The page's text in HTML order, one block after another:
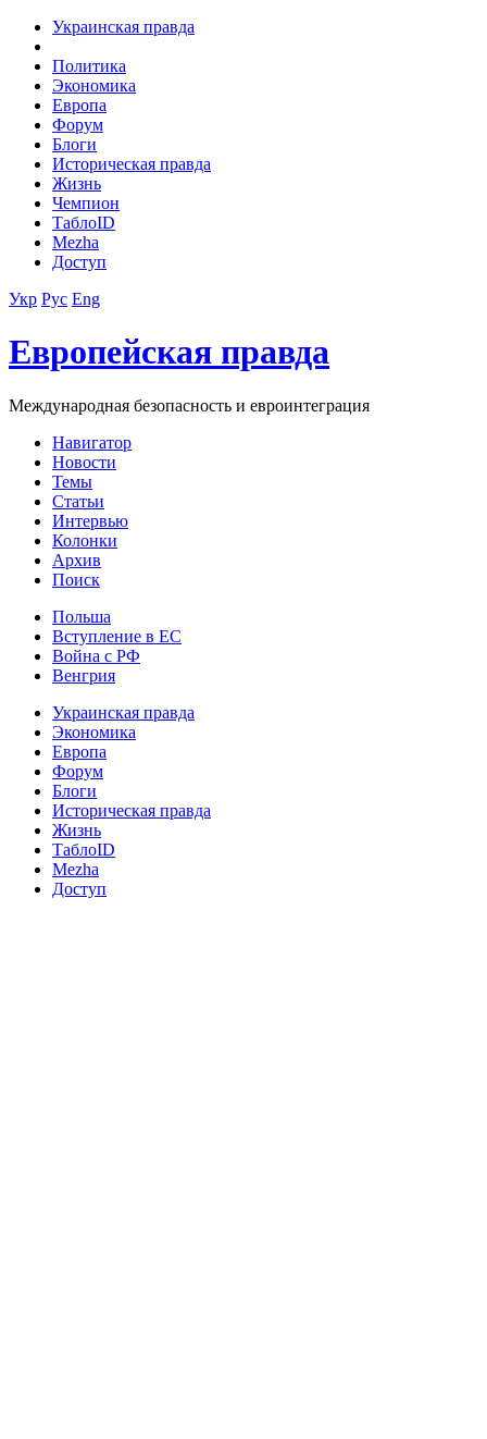
Украинская правда
Политика
Экономика
Европа
Форум
Блоги
Историческая правда
Жизнь
Чемпион
ТаблоID
Mezha
Доступ
Укр Рус Eng
Европейская правда
Международная безопасность и евроинтеграция
Навигатор
Новости
Темы
Статьи
Интервью
Колонки
Архив
Поиск
Польша
Вступление в ЕС
Война с РФ
Венгрия
Украинская правда
Экономика
Европа
Форум
Блоги
Историческая правда
Жизнь
ТаблоID
Mezha
Доступ